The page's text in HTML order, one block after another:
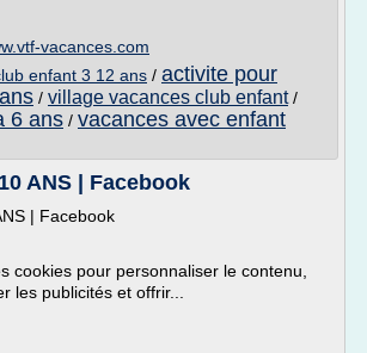
vacances.com
enfant 3 12 ans / activite pour
/ village vacances club enfant/
6 ans / vacances avec enfant
ANS | Facebook
| Facebook
cookies pour personnaliser le contenu,
les publicités et offrir...